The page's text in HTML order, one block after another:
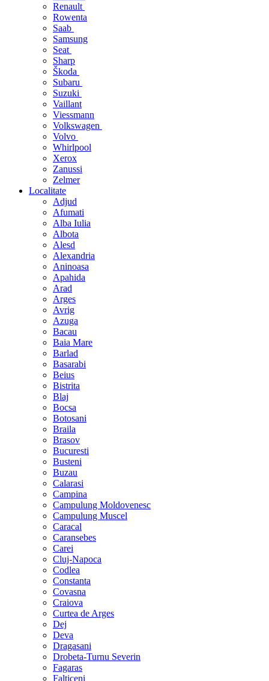
Renault
Rowenta
Saab
Samsung
Seat
Sharp
Škoda
Subaru
Suzuki
Vaillant
Viessmann
Volkswagen
Volvo
Whirlpool
Xerox
Zanussi
Zelmer
Localitate
Adjud
Afumati
Alba Iulia
Albota
Alesd
Alexandria
Aninoasa
Apahida
Arad
Arges
Avrig
Azuga
Bacau
Baia Mare
Barlad
Basarabi
Beius
Bistrita
Blaj
Bocsa
Botosani
Braila
Brasov
Bucuresti
Busteni
Buzau
Calarasi
Campina
Campulung Moldovenesc
Campulung Muscel
Caracal
Caransebes
Carei
Cluj-Napoca
Codlea
Constanta
Covasna
Craiova
Curtea de Arges
Dej
Deva
Dragasani
Drobeta-Turnu Severin
Fagaras
Falticeni